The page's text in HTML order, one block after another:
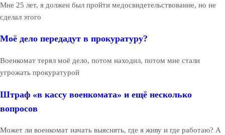
Мне 25 лет, я должен был пройти медосвидетельствование, но не
сделал этого
Моё дело передадут в прокуратуру?
Военкомат терял моё дело, потом находил, потом мне стали
угрожать прокуратурой
Штраф «в кассу военкомата» и ещё несколько
вопросов
Может ли военкомат начать выяснять, где я живу и где работаю? А